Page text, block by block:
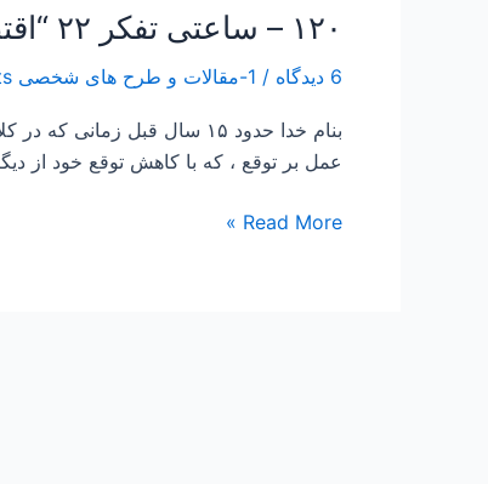
۱۲۰ – ساعتی تفکر ۲۲ “اقتصاد مقاومتی از حرف تا عمل”
6 دیدگاه / 1-مقالات و طرح های شخصی Papers and Projects
بنام خدا حدود ۱۵ سال
عمل بر توقع ، که با کاهش توقع خود از
۱۲۰
ساعتی
تفکر
“اقتصاد
مقاومتی
Read More »